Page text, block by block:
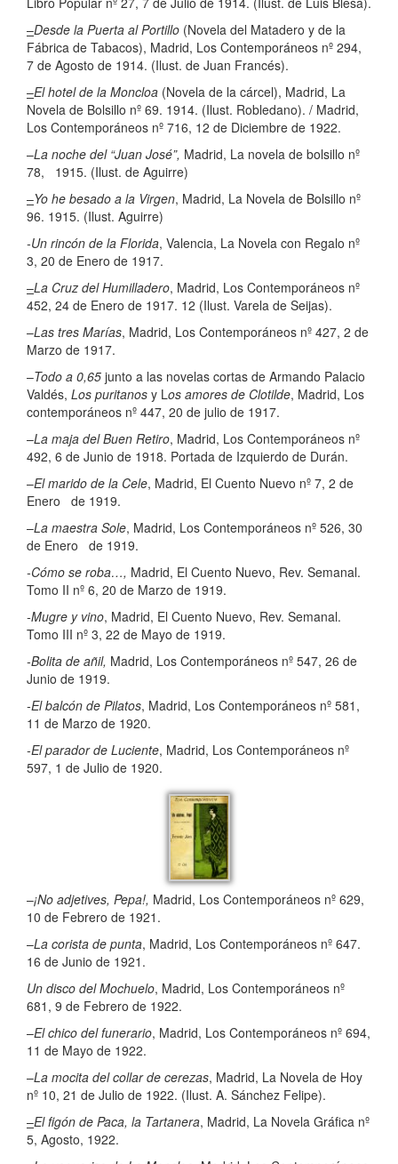
–Desde la Puerta al Portillo (Novela del Matadero y de la
Fábrica de Tabacos), Madrid, Los Contemporáneos nº 294,
7 de Agosto de 1914. (Ilust. de Juan Francés).
–El hotel de la Moncloa (Novela de la cárcel), Madrid, La
Novela de Bolsillo nº 69. 1914. (Ilust. Robledano). / Madrid,
Los Contemporáneos nº 716, 12 de Diciembre de 1922.
–La noche del “Juan José”, Madrid, La novela de bolsillo nº
78, 1915. (Ilust. de Aguirre)
–Yo he besado a la Virgen, Madrid, La Novela de Bolsillo nº
96. 1915. (Ilust. Aguirre)
-Un rincón de la Florida, Valencia, La Novela con Regalo nº
3, 20 de Enero de 1917.
–La Cruz del Humilladero, Madrid, Los Contemporáneos nº
452, 24 de Enero de 1917. 12 (Ilust. Varela de Seijas).
–Las tres Marías, Madrid, Los Contemporáneos nº 427, 2 de
Marzo de 1917.
–Todo a 0,65 junto a las novelas cortas de Armando Palacio
Valdés, Los puritanos y Los amores de Clotilde, Madrid, Los
contemporáneos nº 447, 20 de julio de 1917.
–La maja del Buen Retiro, Madrid, Los Contemporáneos nº
492, 6 de Junio de 1918. Portada de Izquierdo de Durán.
–El marido de la Cele, Madrid, El Cuento Nuevo nº 7, 2 de
Enero de 1919.
–La maestra Sole, Madrid, Los Contemporáneos nº 526, 30
de Enero de 1919.
-Cómo se roba…, Madrid, El Cuento Nuevo, Rev. Semanal.
Tomo II nº 6, 20 de Marzo de 1919.
-Mugre y vino, Madrid, El Cuento Nuevo, Rev. Semanal.
Tomo III nº 3, 22 de Mayo de 1919.
-Bolita de añil, Madrid, Los Contemporáneos nº 547, 26 de
Junio de 1919.
-El balcón de Pilatos, Madrid, Los Contemporáneos nº 581,
11 de Marzo de 1920.
-El parador de Luciente, Madrid, Los Contemporáneos nº
597, 1 de Julio de 1920.
–¡No adjetives, Pepa!, Madrid, Los Contemporáneos nº 629,
10 de Febrero de 1921.
–La corista de punta, Madrid, Los Contemporáneos nº 647.
16 de Junio de 1921.
Un disco del Mochuelo, Madrid, Los Contemporáneos nº
681, 9 de Febrero de 1922.
–El chico del funerario, Madrid, Los Contemporáneos nº 694,
11 de Mayo de 1922.
–La mocita del collar de cerezas, Madrid, La Novela de Hoy
nº 10, 21 de Julio de 1922. (Ilust. A. Sánchez Felipe).
–El figón de Paca, la Tartanera, Madrid, La Novela Gráfica nº
5, Agosto, 1922.